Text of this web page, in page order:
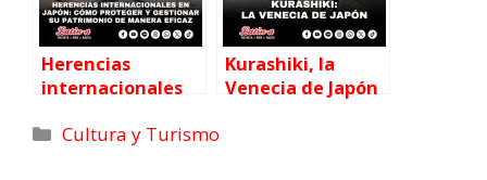
Herencias
internacionales
proteger y
Kurashiki, la
Venecia de Japón
Cultura y Turismo